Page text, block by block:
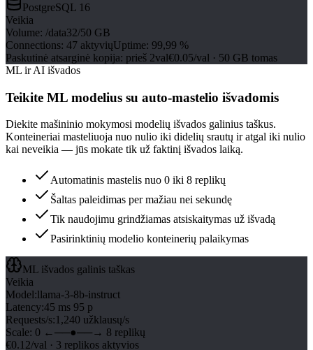
PostgreSQL 16
Veikia
Volume: /data32/50 GB
Connections: 47 aktyviųUptime: 99,99 %
Paskutinė atsarginė kopija: prieš 2val€0.05/val · 50 GB tomas
ML ir AI išvados
Teikite ML modelius su auto-mastelio išvadomis
Diekite mašininio mokymosi modelių išvados galinius taškus.
Konteineriai masteliuoja nuo nulio iki didelių srautų ir atgal iki nulio
kai neveikia — jūs mokate tik už faktinį išvados laiką.
Automatinis mastelis nuo 0 iki 8 replikų
Šaltas paleidimas per mažiau nei sekundę
Tik naudojimu grindžiamas atsiskaitymas už išvadą
Pasirinktinių modelio konteinerių palaikymas
ML išvados galinis taškas
Veikia
Model:llama-3-8b-instruct
Latency:45 ms 95 p
Requests/s:1,240 užklausų/s
Scale: 0 ←──●──→ 8 replikų
€0.12/val · 3 replikos aktyvios